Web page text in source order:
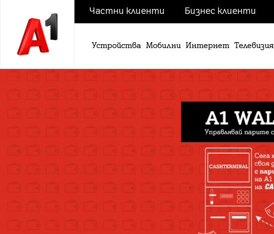
Частни клиенти Бизнес клиенти
Устройства Мобилни Интернет Телевизия